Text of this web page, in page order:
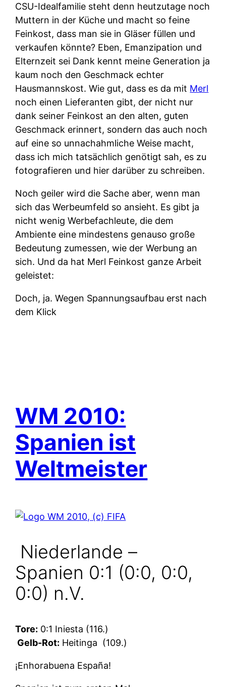
CSU-Idealfamilie steht denn heutzutage noch
Muttern in der Küche und macht so feine
Feinkost, dass man sie in Gläser füllen und
verkaufen könnte? Eben, Emanzipation und
Elternzeit sei Dank kennt meine Generation ja
kaum noch den Geschmack echter
Hausmannskost. Wie gut, dass es da mit Merl
noch einen Lieferanten gibt, der nicht nur
dank seiner Feinkost an den alten, guten
Geschmack erinnert, sondern das auch noch
auf eine so unnachahmliche Weise macht,
dass ich mich tatsächlich genötigt sah, es zu
fotografieren und hier darüber zu schreiben.
Noch geiler wird die Sache aber, wenn man
sich das Werbeumfeld so ansieht. Es gibt ja
nicht wenig Werbefachleute, die dem
Ambiente eine mindestens genauso große
Bedeutung zumessen, wie der Werbung an
sich. Und da hat Merl Feinkost ganze Arbeit
geleistet:
Doch, ja. Wegen Spannungsaufbau erst nach
dem Klick
WM 2010:
Spanien ist
Weltmeister
Niederlande –
Spanien 0:1 (0:0, 0:0,
0:0) n.V.
Tore: 0:1 Iniesta (116.)
Gelb-Rot: Heitinga (109.)
¡Enhorabuena España!